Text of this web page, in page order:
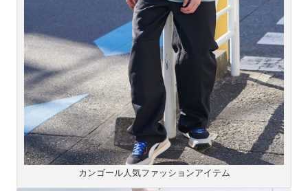
カンゴール人気ファッションアイテム